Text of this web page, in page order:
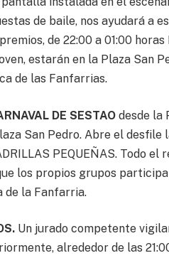
de baile, nos ayudará a
de 22:00 a 01:00
estarán en la Plaza San
de las Fanfarrias.
DE SESTAO desde la
San Pedro. Abre el desfile
PEQUEÑAS. Todo
los propios grupos
de la Fanfarria.
Un jurado competente
alrededor de las